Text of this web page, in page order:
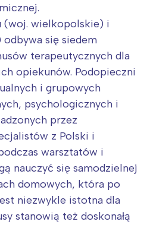
(woj. wielkopolskie) i
się siedem
terapeutycznych dla
opiekunów. Podopieczni
i grupowych
psychologicznych i
przez
z Polski i
warsztatów i
nauczyć się samodzielnej
domowych, która po
niezwykle istotna dla
stanowią też doskonałą